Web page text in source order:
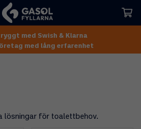
med Swish & Klarna
med lång erfarenhet
lösningar för toalettbehov.